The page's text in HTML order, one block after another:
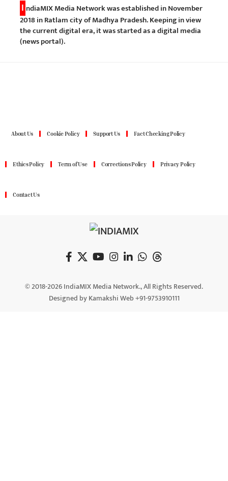
I ndiaMIX Media Network was established in November
2018 in Ratlam city of Madhya Pradesh. Keeping in view
the current digital era, it was started as a digital media
(news portal).
About Us Cookie Policy Support Us Fact Checking Policy
Ethics Policy Term of Use Corrections Policy Privacy Policy
Contact Us
© 2018-2026 IndiaMIX Media Network., All Rights Reserved.
Designed by Kamakshi Web +91-9753910111